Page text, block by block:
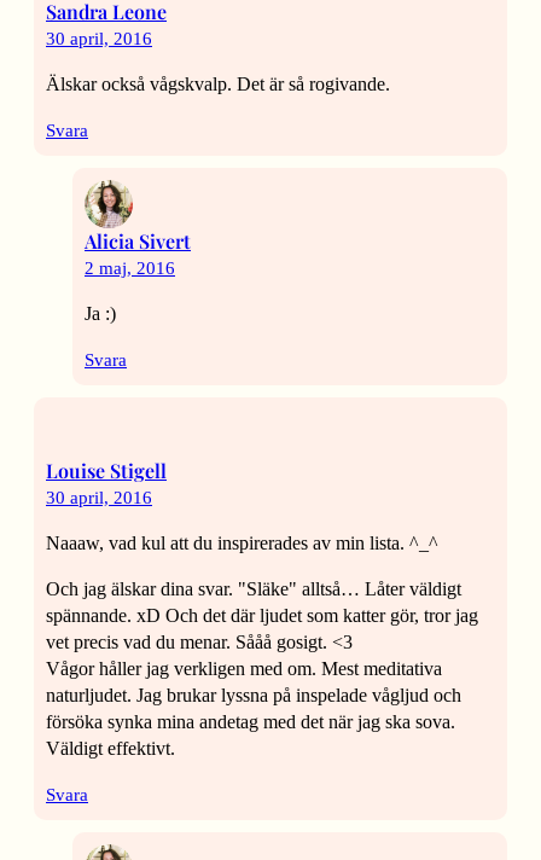
Sandra Leone
30 april, 2016
Älskar också vågskvalp. Det är så rogivande.
Svara
Alicia Sivert
2 maj, 2016
Ja :)
Svara
Louise Stigell
30 april, 2016
Naaaw, vad kul att du inspirerades av min lista. ^_^
Och jag älskar dina svar. "Släke" alltså… Låter väldigt
spännande. xD Och det där ljudet som katter gör, tror jag
vet precis vad du menar. Sååå gosigt. <3
Vågor håller jag verkligen med om. Mest meditativa
naturljudet. Jag brukar lyssna på inspelade vågljud och
försöka synka mina andetag med det när jag ska sova.
Väldigt effektivt.
Svara